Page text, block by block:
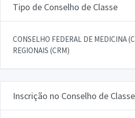
Tipo de Conselho de Classe
CONSELHO FEDERAL DE MEDICINA
REGIONAIS (CRM)
Inscrição no Conselho de Classe